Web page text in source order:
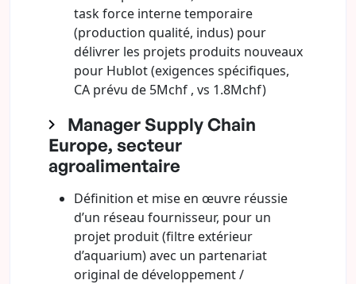
task force interne temporaire
(production qualité, indus) pour
délivrer les projets produits nouveaux
pour Hublot (exigences spécifiques,
CA prévu de 5Mchf , vs 1.8Mchf)
Manager Supply Chain
Europe, secteur
agroalimentaire
Définition et mise en œuvre réussie
d’un réseau fournisseur, pour un
projet produit (filtre extérieur
d’aquarium) avec un partenariat
original de développement /